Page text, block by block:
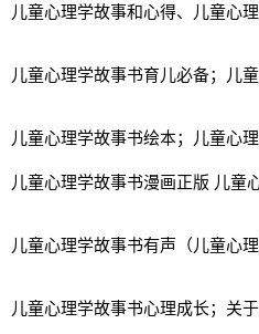
儿童心理学故事和心得、儿童心
儿童心理学故事书育儿必备；儿
儿童心理学故事书绘本；儿童心
儿童心理学故事书漫画正版 儿童
儿童心理学故事书有声（儿童心理
儿童心理学故事书心理成长；关